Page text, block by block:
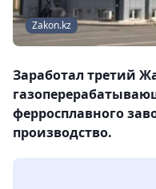
Zakon.kz
Заработал третий
ферросплавного
производство.